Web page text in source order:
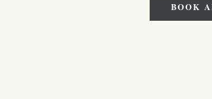
BOOK